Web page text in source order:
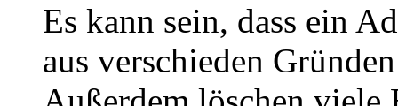
Es kann sein, dass ein
aus verschieden